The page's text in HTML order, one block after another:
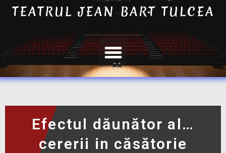
TEATRUL JEAN BART TULCEA
Efectul dăunător al…
cererii in căsătorie